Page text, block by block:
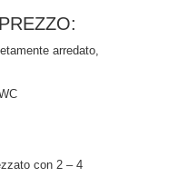
arredato,
con 2 – 4